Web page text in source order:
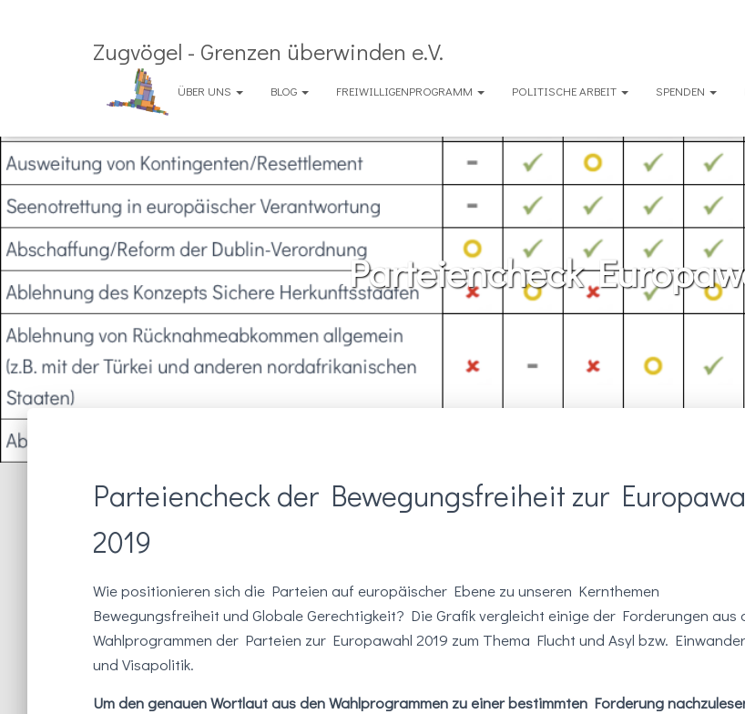
Zugvögel - Grenzen überwinden e.V.
ÜBER UNS BLOG FREIWILLIGENPROGRAMM POLITISCHE ARBEIT SPENDEN
Parteiencheck
Parteiencheck der Bewegungsfreiheit zur
2019
Wie positionieren sich die Parteien auf europäischer Ebene zu unseren Kernthemen
Bewegungsfreiheit und Globale Gerechtigkeit? Die Grafik vergleicht einige der Forderungen aus
Wahlprogrammen der Parteien zur Europawahl 2019 zum Thema Flucht und Asyl bzw.
und Visapolitik.
Um den genauen Wortlaut aus den Wahlprogrammen zu einer bestimmten Forderung